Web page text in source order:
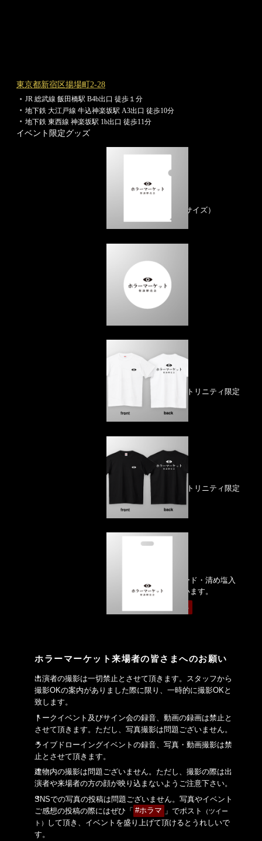
東京都新宿区揚場町2-28
JR 総武線 飯田橋駅 B4b出口 徒歩１分
地下鉄 大江戸線 牛込神楽坂駅 A3出口 徒歩10分
地下鉄 東西線 神楽坂駅 1b出口 徒歩11分
イベント限定グッズ
（A4サイズ）
500円（税込）
ラバーコースター
（トリニティ限定
販売ページ
Ｔシャツ ブラック
（トリニティ限定
販売）
販売ページ
（インビテーションカード ・清め塩入
※数に限りがございます。
来場者全員プレゼント
ホラーマーケット来場者の皆さまへのお願い
出演者の撮影は一切禁止とさせて頂きます。スタッフから
撮影OKの案内がありました際に限り、一時的に撮影OKと
致します。
トークイベント及びサイン会の録音、動画の録画は禁止と
させて頂きます。ただし、写真撮影は問題ございません。
ライブドローイングイベントの録音、写真・動画撮影は禁
止とさせて頂きます。
建物内の撮影は問題ございません。ただし、撮影の際は出
演者や来場者の方の顔が映り込まないようご注意下さい。
SNSでの写真の投稿は問題ございません。写真やイベント
ご感想の投稿の際にはぜひ「 #ホラマ 」でポスト
（ツイー
ト）
して頂き、イベントを盛り上げて頂けるとうれしいで
す。